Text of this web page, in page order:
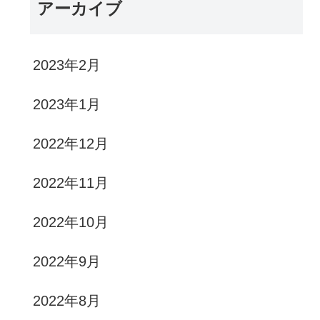
アーカイブ
2023年2月
2023年1月
2022年12月
2022年11月
2022年10月
2022年9月
2022年8月